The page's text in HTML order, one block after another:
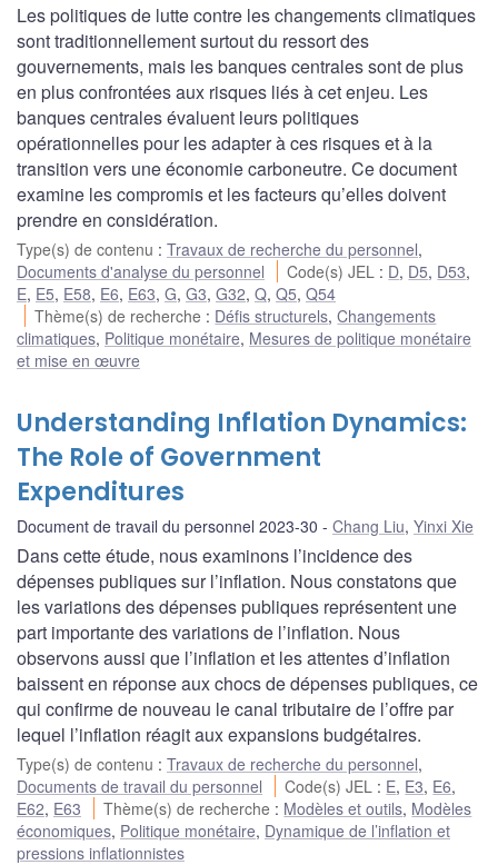
Les politiques de lutte contre les changements climatiques
sont traditionnellement surtout du ressort des
gouvernements, mais les banques centrales sont de plus
en plus confrontées aux risques liés à cet enjeu. Les
banques centrales évaluent leurs politiques
opérationnelles pour les adapter à ces risques et à la
transition vers une économie carboneutre. Ce document
examine les compromis et les facteurs qu’elles doivent
prendre en considération.
Type(s) de contenu : Travaux de recherche du personnel,
Documents d'analyse du personnel
Code(s) JEL : D, D5, D53,
E, E5, E58, E6, E63, G, G3, G32, Q, Q5, Q54
Thème(s) de recherche : Défis structurels,Changements
climatiques, Politique monétaire, Mesures de politique monétaire
et mise en œuvre
Understanding Inflation Dynamics:
The Role of Government
Expenditures
Document de travail du personnel 2023-30 Chang Liu, Yinxi Xie
Dans cette étude, nous examinons l’incidence des
dépenses publiques sur l’inflation. Nous constatons que
les variations des dépenses publiques représentent une
part importante des variations de l’inflation. Nous
observons aussi que l’inflation et les attentes d’inflation
baissent en réponse aux chocs de dépenses publiques, ce
qui confirme de nouveau le canal tributaire de l’offre par
lequel l’inflation réagit aux expansions budgétaires.
Type(s) de contenu : Travaux de recherche du personnel,
Documents de travail du personnel
Code(s) JEL : E, E3, E6,
E62, E63 Thème(s) de recherche : Modèles et outils, Modèles
économiques, Politique monétaire, Dynamique de l’inflation et
pressions inflationnistes